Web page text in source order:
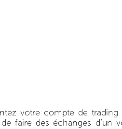
votre compte de
faire des échanges d’un